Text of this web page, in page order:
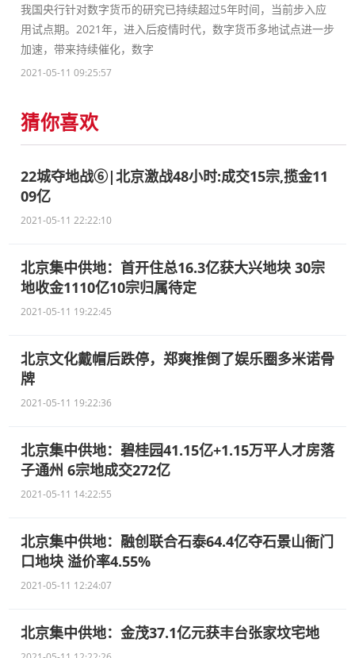
我国央行针对数字货币的研究已持续超过5年时间，当前步入应
用试点期。2021年，进入后疫情时代，数字货币多地试点进一步
加速，带来持续催化，数字
2021-05-11 09:25:57
猜你喜欢
22城夺地战⑥|北京激战48小时:成交15宗,揽金11
09亿
2021-05-11 22:22:10
北京集中供地：首开住总16.3亿获大兴地块 30宗
地收金1110亿10宗归属待定
2021-05-11 19:22:45
北京文化戴帽后跌停，郑爽推倒了娱乐圈多米诺骨
牌
2021-05-11 19:22:36
北京集中供地：碧桂园41.15亿+1.15万平人才房落
子通州 6宗地成交272亿
2021-05-11 14:22:55
北京集中供地：融创联合石泰64.4亿夺石景山衙门
口地块 溢价率4.55%
2021-05-11 12:24:07
北京集中供地：金茂37.1亿元获丰台张家坟宅地